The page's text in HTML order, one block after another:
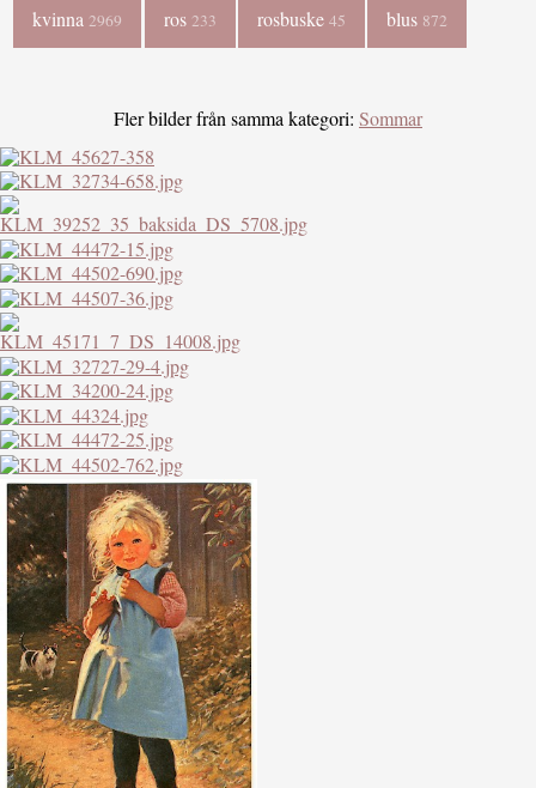
kvinna 2969 ros 233 rosbuske 45 blus 872
Fler bilder från samma kategori: Sommar